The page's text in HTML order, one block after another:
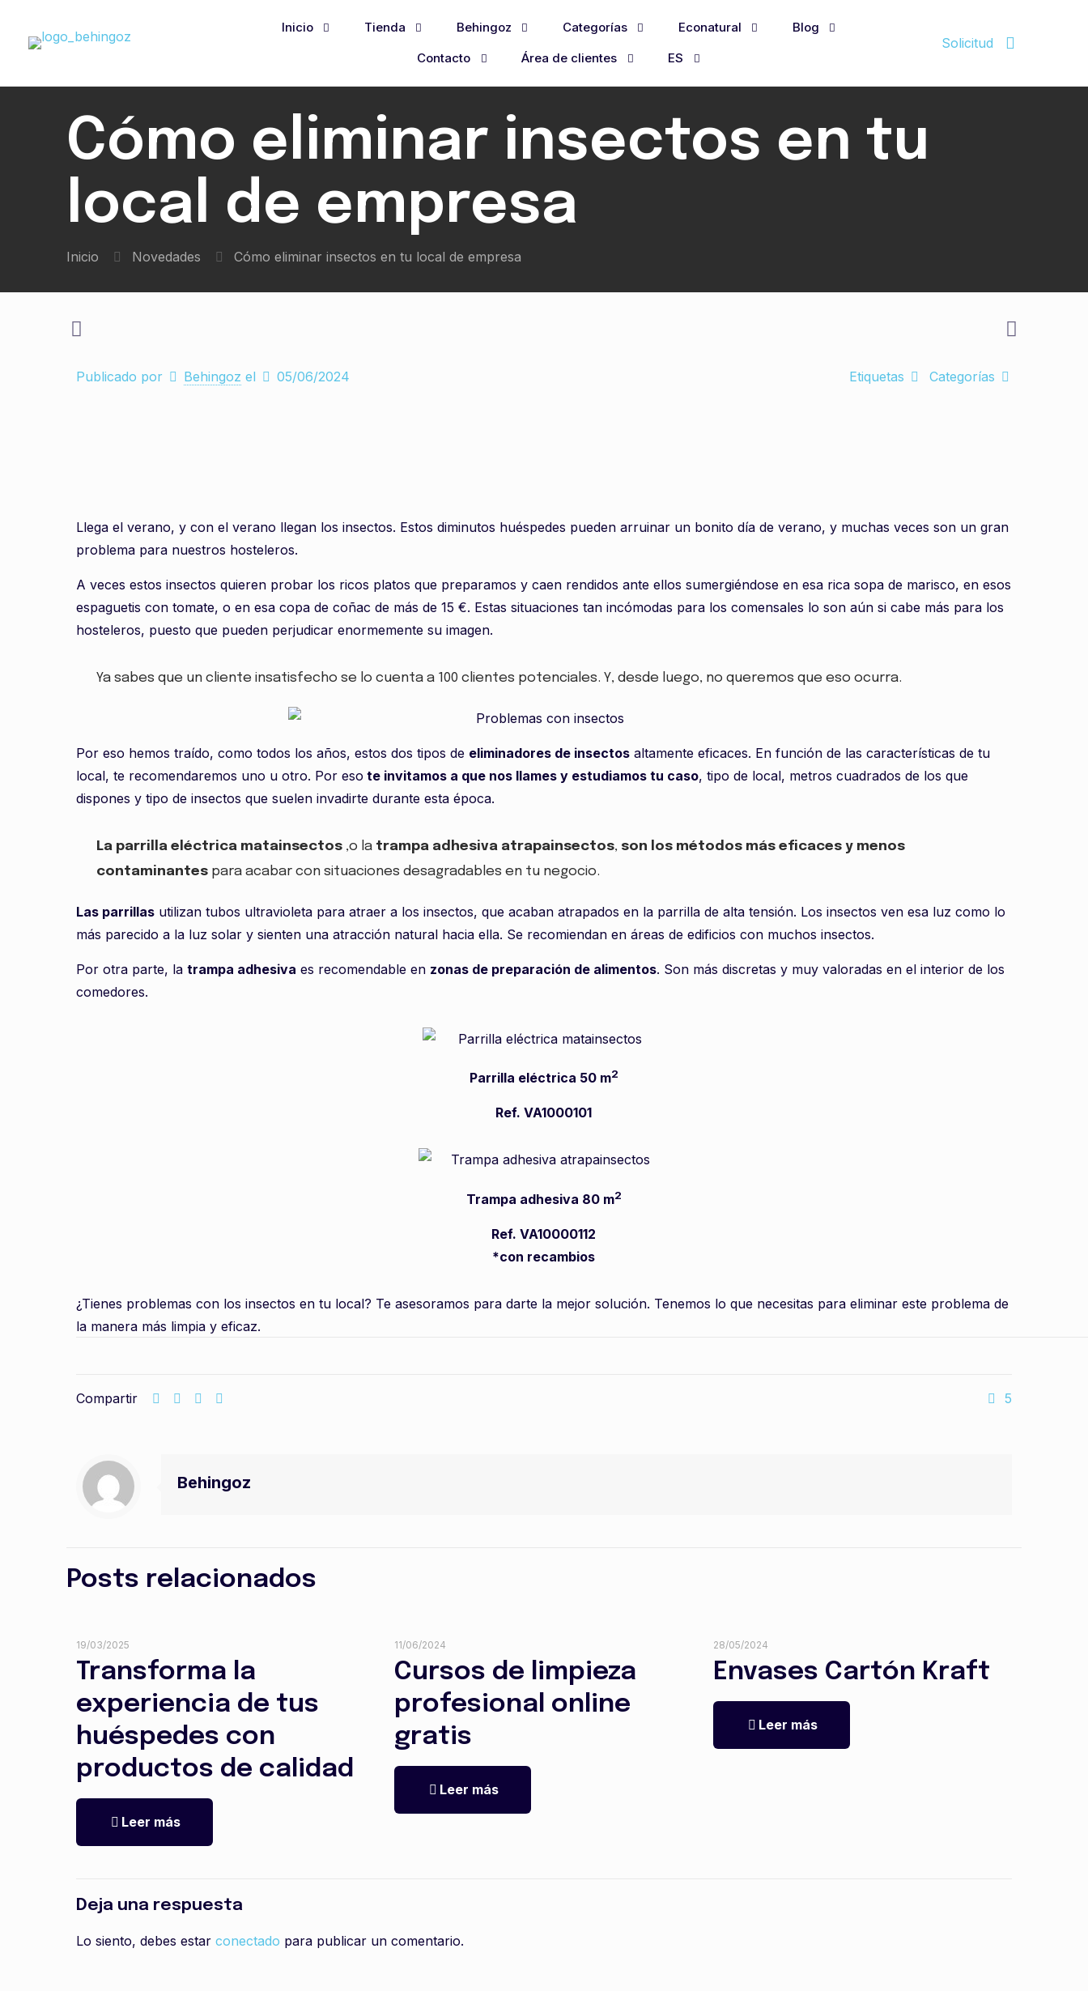
Inicio Tienda Behingoz Categorías Econatural
Blog
Contacto
Área de clientes ES
Solicitud
Cómo eliminar insectos en tu
local de empresa
Inicio Novedades Cómo eliminar insectos en tu local de empresa
Publicado por Behingoz el 05/06/2024 Categorías
Etiquetas
Llega el verano, y con el verano llegan los insectos. Estos diminutos huéspedes pueden arruinar un bonito día de verano, y muchas veces son un gran
problema para nuestros hosteleros.
A veces estos insectos quieren probar los ricos platos que preparamos y caen rendidos ante ellos sumergiéndose en esa rica sopa de marisco, en esos
espaguetis con tomate, o en esa copa de coñac de más de 15 €. Estas situaciones tan incómodas para los comensales lo son aún si cabe más para los
hosteleros, puesto que pueden perjudicar enormemente su imagen.
Ya sabes que un cliente insatisfecho se lo cuenta a 100 clientes potenciales. Y, desde luego, no queremos que eso ocurra.
Por eso hemos traído, como todos los años, estos dos tipos de eliminadores de insectosaltamente eficaces. En función de las características de tu
local, te recomendaremos uno u otro. Por eso te invitamos a que nos llames y estudiamos tu caso, tipo de local, metros cuadrados de los que
dispones y tipo de insectos que suelen invadirte durante esta época.
La parrilla eléctrica matainsectos,o la trampa adhesiva atrapainsectos, son los métodos más eficaces y menos
contaminantespara acabar con situaciones desagradables en tu negocio.
Las parrillasutilizan tubos ultravioleta para atraer a los insectos, que acaban atrapados en la parrilla de alta tensión. Los insectos ven esa luz como lo
más parecido a la luz solar y sienten una atracción natural hacia ella. Se recomiendan en áreas de edificios con muchos insectos.
Por otra parte, la trampa adhesiva es recomendable en zonas de preparación de alimentos. Son más discretas y muy valoradas en el interior de los
comedores.
Parrilla eléctrica 50 m2
Ref. VA1000101
Trampa adhesiva 80 m2
Ref. VA10000112
*con recambios
¿Tienes problemas con los insectos en tu local? Te asesoramos para darte la mejor solución. Tenemos lo que necesitas para eliminar este problema de
la manera más limpia y eficaz.
Compartir 5
Behingoz
Posts relacionados
19/03/2025
Transforma la
experiencia de tus
huéspedes con
productos de calidad
Leer más
11/06/2024
Cursos de limpieza
profesional online
gratis
Leer más
28/05/2024
Envases Cartón Kraft
Leer más
Deja una respuesta
Lo siento, debes estar conectado para publicar un comentario.